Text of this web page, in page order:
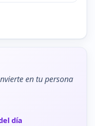
en tu persona
día